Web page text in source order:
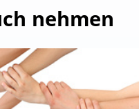
nehmen